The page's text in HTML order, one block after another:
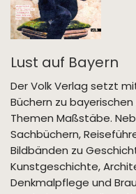
Lust auf Bayern
Der Volk Verlag setzt
Büchern zu
Themen Maßstäbe.
Sachbüchern,
Bildbänden zu
Kunstgeschichte,
Denkmalpflege und